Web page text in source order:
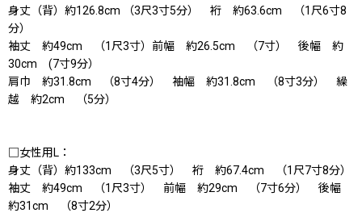
身丈（背）約126.8cm （3尺3寸5分） 裄 約63.6cm （1尺6寸8
分）
袖丈 約49cm （1尺3寸）前幅 約26.5cm （7寸） 後幅 約
30cm (7寸9分）
肩巾 約31.8cm （8寸4分） 袖幅 約31.8cm （8寸3分） 繰
越 約2cm （5分）
□女性用L：
身丈（背）約133cm （3尺5寸） 裄 約67.4cm （1尺7寸8分）
袖丈 約49cm （1尺3寸） 前幅 約29cm （7寸6分） 後幅
約31cm （8寸2分）